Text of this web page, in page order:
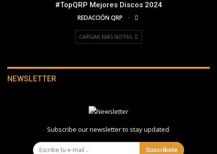
#TopQRP Mejores Discos 2024
REDACCIÓN QRP
CARGAR MÁS NOTAS
NEWSLETTER
Subscribe our newsletter to stay updated.
Suscríbete